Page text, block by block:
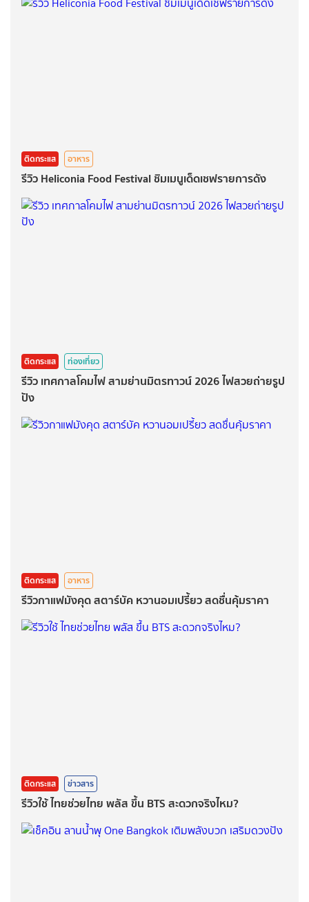
ติดกระแส อาหาร
รีวิว Heliconia Food Festival ชิมเมนูเด็ดเชฟรายการดัง
ติดกระแส ท่องเที่ยว
รีวิว เทศกาลโคมไฟ สามย่านมิตรทาวน์ 2026 ไฟสวยถ่ายรูป
ปัง
ติดกระแส อาหาร
รีวิวกาแฟมังคุด สตาร์บัค หวานอมเปรี้ยว สดชื่นคุ้มราคา
ติดกระแส ข่าวสาร
รีวิวใช้ ไทยช่วยไทย พลัส ขึ้น BTS สะดวกจริงไหม?